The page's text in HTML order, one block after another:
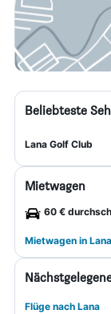
Beliebteste
Lana Golf Club
Mietwagen
60 €
Mietwagen in Lana
Flüge nach Lana